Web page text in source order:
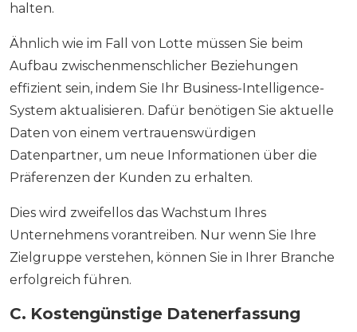
halten.
Ähnlich wie im Fall von Lotte müssen Sie beim
Aufbau zwischenmenschlicher Beziehungen
effizient sein, indem Sie Ihr Business-Intelligence-
System aktualisieren. Dafür benötigen Sie aktuelle
Daten von einem vertrauenswürdigen
Datenpartner, um neue Informationen über die
Präferenzen der Kunden zu erhalten.
Dies wird zweifellos das Wachstum Ihres
Unternehmens vorantreiben. Nur wenn Sie Ihre
Zielgruppe verstehen, können Sie in Ihrer Branche
erfolgreich führen.
C. Kostengünstige Datenerfassung